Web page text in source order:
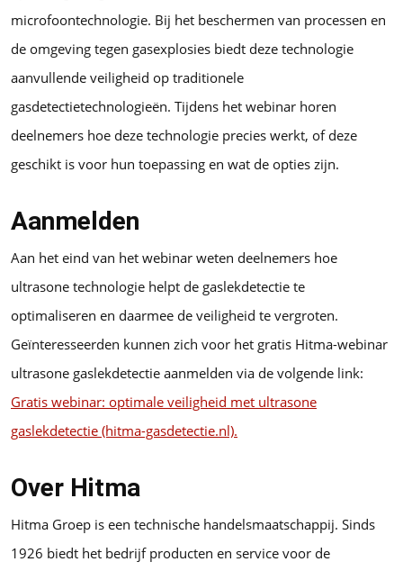
microfoontechnologie. Bij het beschermen van processen en
de omgeving tegen gasexplosies biedt deze technologie
aanvullende veiligheid op traditionele
gasdetectietechnologieën. Tijdens het webinar horen
deelnemers hoe deze technologie precies werkt, of deze
geschikt is voor hun toepassing en wat de opties zijn.
Aanmelden
Aan het eind van het webinar weten deelnemers hoe
ultrasone technologie helpt de gaslekdetectie te
optimaliseren en daarmee de veiligheid te vergroten.
Geïnteresseerden kunnen zich voor het gratis Hitma-webinar
ultrasone gaslekdetectie aanmelden via de volgende link:
Gratis webinar: optimale veiligheid met ultrasone
gaslekdetectie (hitma-gasdetectie.nl).
Over Hitma
Hitma Groep is een technische handelsmaatschappij. Sinds
1926 biedt het bedrijf producten en service voor de